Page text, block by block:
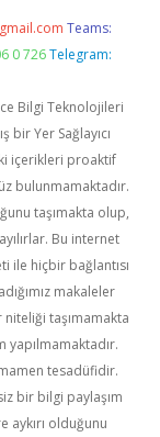
Teams:
0 726 Telegram:
Bilgi Teknolojileri
bir Yer Sağlayıcı
içerikleri proaktif
bulunmamaktadır.
taşımakta olup,
Bu internet
ile hiçbir bağlantısı
makaleler
taşımamakta
yapılmamaktadır.
tesadüfidir.
bir bilgi paylaşım
aykırı olduğunu